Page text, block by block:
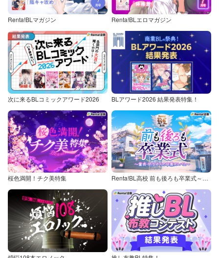
Renta!BLマガジン Renta!BLエロマガジン
次に来るBLコミックアワード2026 BLアワード2026 結果発表特集！
桜色満開！チク美特集 Renta!BL高校 前も後ろも卒業式～童貞・処女からの卒業アルバム～